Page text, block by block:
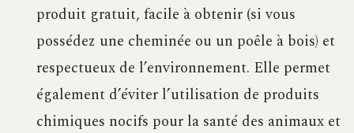
produit gratuit, facile à obtenir (si vous
possédez une cheminée ou un poêle à bois) et
respectueux de l’environnement. Elle permet
également d’éviter l’utilisation de produits
chimiques nocifs pour la santé des animaux et